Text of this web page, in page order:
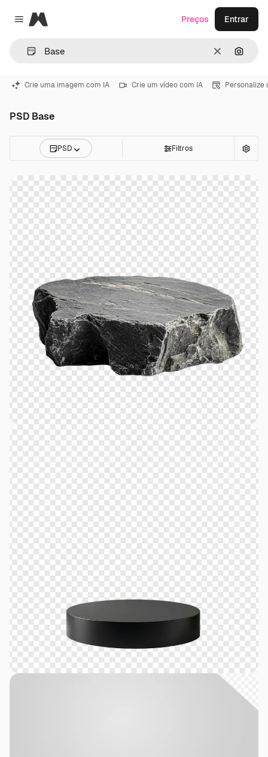
Close menu
Magnific
Limpar
Preços Entrar
Crie uma imagem com IA Crie um vídeo com IA Personalize
PSD Base
PSD Filtros